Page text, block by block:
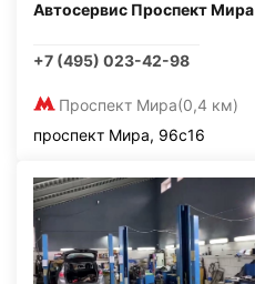
Автосервис Проспект Мира
+7 (495) 023-42-98
Проспект Мира(0,4 км)
проспект Мира, 96с16